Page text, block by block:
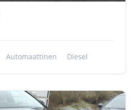
Automaattinen Diesel